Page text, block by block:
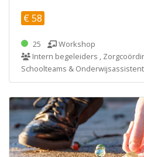
€ 58
25
Workshop
Intern begeleiders ,
Schoolteams &